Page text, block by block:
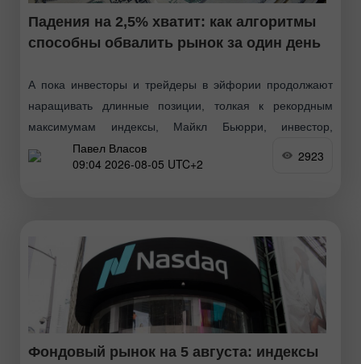
Падения на 2,5% хватит: как алгоритмы
способны обвалить рынок за один день
А пока инвесторы и трейдеры в эйфории продолжают
наращивать длинные позиции, толкая к рекордным
максимумам индексы, Майкл Бьюрри, инвестор,
прославившийся точным прогнозом ипотечного кризиса
2008 года, продолжает делать ставку против
Павел Власов
09:04 2026-08-05 UTC+2
2923
Фондовый рынок на 5 августа: индексы